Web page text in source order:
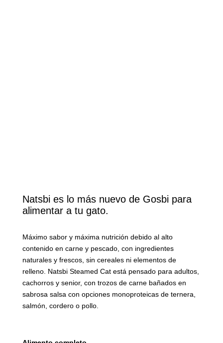
Natsbi es lo más nuevo de Gosbi para
alimentar a tu gato.
Máximo sabor y máxima nutrición debido al alto
contenido en carne y pescado, con ingredientes
naturales y frescos, sin cereales ni elementos de
relleno. Natsbi Steamed Cat está pensado para adultos,
cachorros y senior, con trozos de carne bañados en
sabrosa salsa con opciones monoproteicas de ternera,
salmón, cordero o pollo.